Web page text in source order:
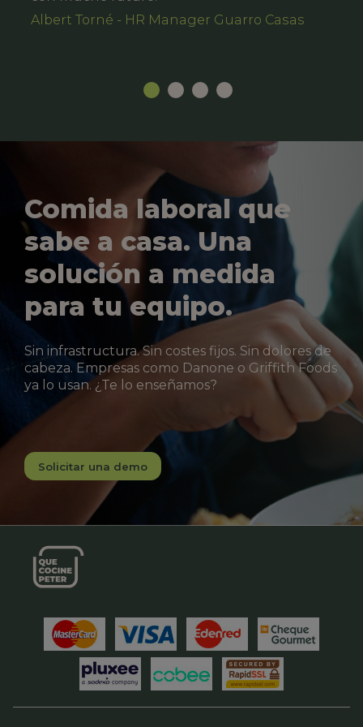
Albert Torné - HR Manager Guarro Casas
Comida laboral que
sabe a casa. Una
solución a medida
para tu equipo.
Sin infrastructura. Sin costes fijos. Sin dolores de
cabeza. Empresas como Danone o Griffith Foods
ya lo usan. ¿Te lo enseñamos?
Solicitar una demo